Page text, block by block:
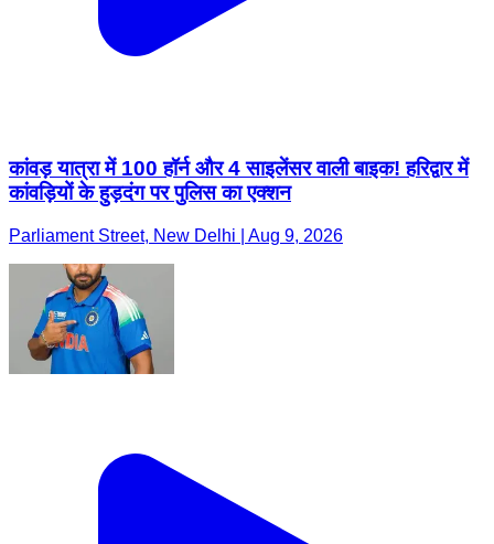
कांवड़ यात्रा में 100 हॉर्न और 4 साइलेंसर वाली बाइक! हरिद्वार में
कांवड़ियों के हुड़दंग पर पुलिस का एक्शन
Parliament Street, New Delhi | Aug 9, 2026